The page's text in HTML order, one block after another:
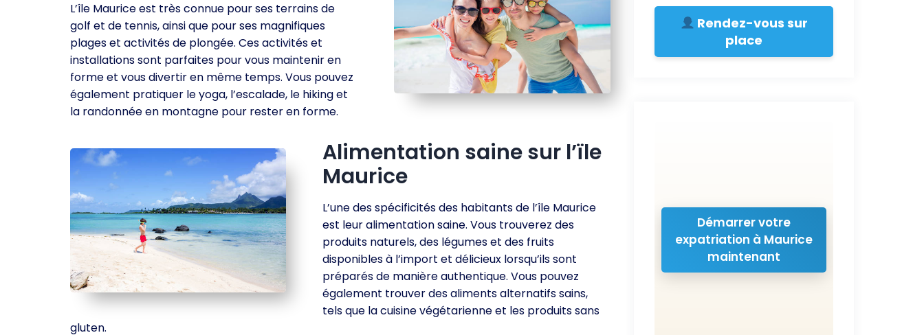
L’île Maurice est très connue pour ses terrains de
golf et de tennis, ainsi que pour ses magnifiques
plages et activités de plongée. Ces activités et
installations sont parfaites pour vous maintenir en
forme et vous divertir en même temps. Vous pouvez
également pratiquer le yoga, l’escalade, le hiking et
la randonnée en montagne pour rester en forme.
Alimentation saine sur l’ïle
Maurice
L’une des spécificités des habitants de l’île Maurice
est leur alimentation saine. Vous trouverez des
produits naturels, des légumes et des fruits
disponibles à l’import et délicieux lorsqu’ils sont
préparés de manière authentique. Vous pouvez
également trouver des aliments alternatifs sains,
tels que la cuisine végétarienne et les produits sans
gluten.
Rendez-vous sur
place
Démarrer votre
expatriation à Maurice
maintenant